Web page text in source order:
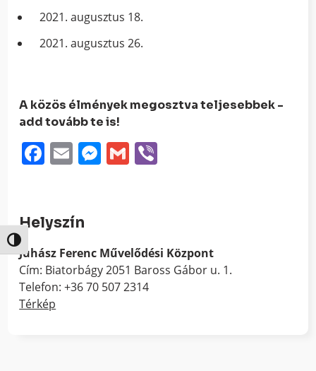
Nagy kontraszt váltása
2021. augusztus 18.
2021. augusztus 26.
A közös élmények megosztva teljesebbek -
add tovább te is!
Facebook
EmailMessenger
Gmail
Helyszín
Juhász Ferenc Művelődési Központ
Cím: Biatorbágy 2051 Baross Gábor u. 1.
Telefon: +36 70 507 2314
Térkép